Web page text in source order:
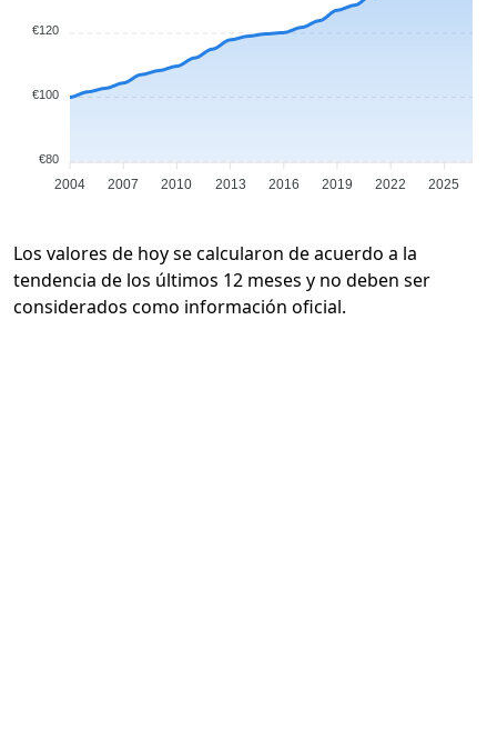
€120
€100
€80
2004 2007 2010 2013 2016 2019 2022 2025
Los valores de hoy se calcularon de acuerdo a la
tendencia de los últimos 12 meses y no deben ser
considerados como información oficial.